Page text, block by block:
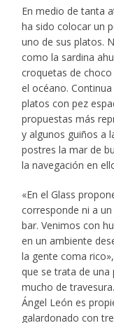
En medio de tanta
ha sido colocar un
uno de sus platos.
como la sardina
croquetas de
el océano.
platos con pez
propuestas más
y algunos guiños a
postres la mar de
la navegación en
«En el Glass
corresponde ni a
bar. Venimos con
en un ambiente
la gente coma
que se trata de
mucho de travesura.
Ángel León es
galardonado con